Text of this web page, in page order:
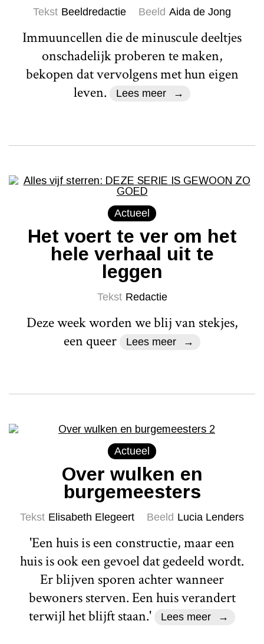
Tekst Beeldredactie Beeld Aida de Jong
Immuuncellen die de minuscule deeltjes
onschadelijk proberen te maken,
bekopen dat vervolgens met hun eigen
leven.
Lees meer
Actueel
Het voert te ver om het
hele verhaal uit te
leggen
Tekst Redactie
Deze week worden we blij van stekjes,
een queer
Lees meer
Actueel
Over wulken en
burgemeesters
Tekst Elisabeth Elegeert Beeld Lucia Lenders
'Een huis is een constructie, maar een
huis is ook een gevoel dat gedeeld wordt.
Er blijven sporen achter wanneer
bewoners sterven. Een huis verandert
terwijl het blijft staan.'
Lees meer